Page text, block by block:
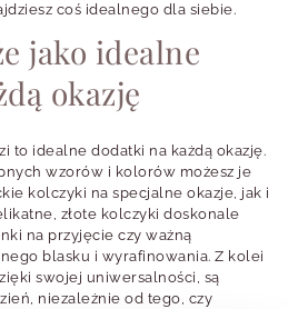
coś idealnego dla siebie.
jako idealne
okazję
to idealne dodatki na każdą okazję.
wzorów i kolorów możesz je
kolczyki na specjalne okazje, jak i
złote kolczyki doskonale
na przyjęcie czy ważną
blasku i wyrafinowania. Z kolei
swojej uniwersalności, są
niezależnie od tego, czy